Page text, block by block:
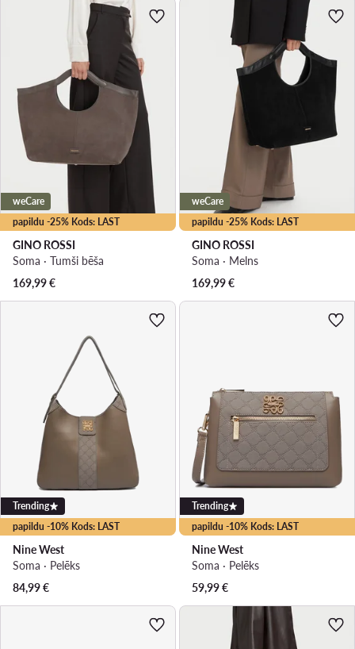
papildu -25% Kods: LAST
weCare
GINO ROSSI
Soma · Tumši bēša
169,99€
papildu -25% Kods: LAST
weCare
GINO ROSSI
Soma · Melns
169,99€
papildu -10% Kods: LAST
Trending
Nine West
Soma · Pelēks
84,99€
papildu -10% Kods: LAST
Trending
Nine West
Soma · Pelēks
59,99€